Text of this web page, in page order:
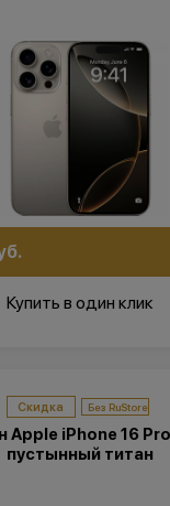
Купить в один клик
Скидка
iPhone 16 Pro
пустынный титан